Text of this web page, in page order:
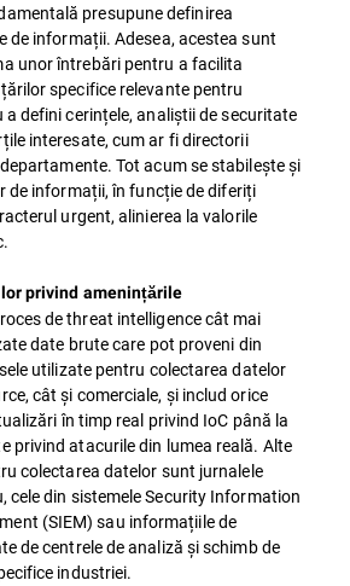
presupune definirea
de informații. Adesea, acestea sunt
unor întrebări pentru a facilita
specifice relevante pentru
defini cerințele, analiștii de securitate
interesate, cum ar fi directorii
Tot acum se stabilește și
de informații, în funcție de diferiți
urgent, alinierea la valorile
privind amenințările
de threat intelligence cât mai
date brute care pot proveni din
utilizate pentru colectarea datelor
cât și comerciale, și includ orice
în timp real privind IoC până la
privind atacurile din lumea reală. Alte
colectarea datelor sunt jurnalele
cele din sistemele Security Information
(SIEM) sau informațiile de
de centrele de analiză și schimb de
industriei.